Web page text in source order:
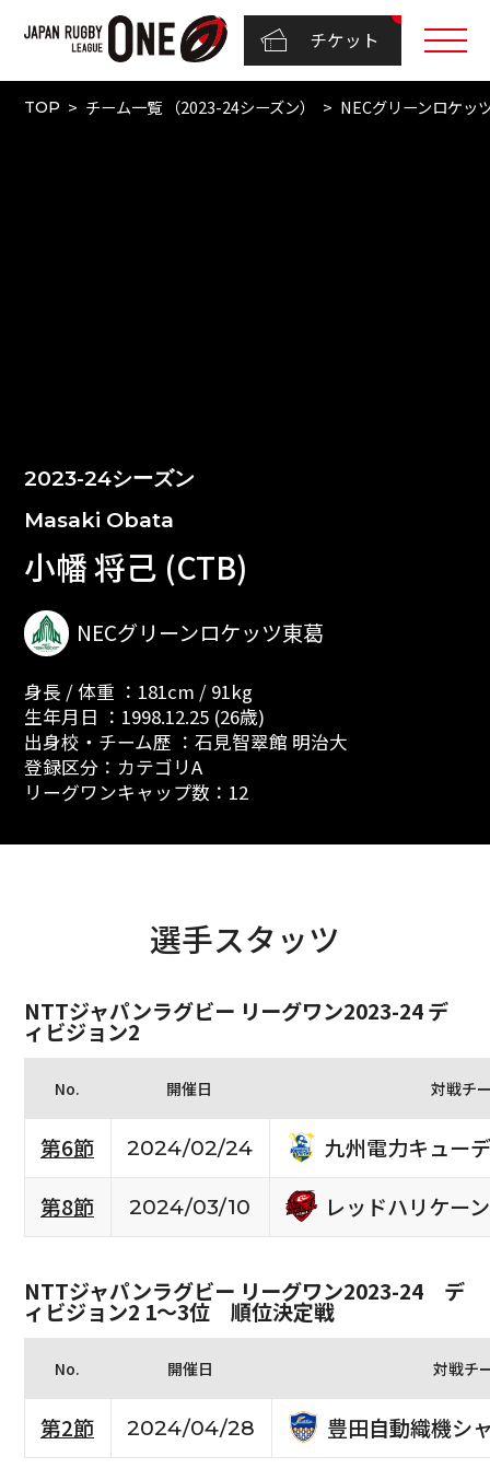
チケット
TOP チーム一覧 （2023-24シーズン） NECグリーンロケッ
2023-24シーズン
Masaki Obata
小幡 将己 (CTB)
NECグリーンロケッツ東葛
身長 / 体重 ：181cm / 91kg
生年月日 ：1998.12.25 (26歳)
出身校・チーム歴 ：石見智翠館 明治大
登録区分：カテゴリA
リーグワンキャップ数：12
選手スタッツ
NTTジャパンラグビー リーグワン2023-24 デ
ィビジョン2
No. 開催日 対戦チ
第6節 2024/02/24
九州電力キュー
第8節
2024/03/10 レッドハリケー
NTTジャパンラグビー リーグワン2023-24 デ
ィビジョン2 1〜3位 順位決定戦
No. 開催日 対戦チ
第2節 2024/04/28 豊田自動織機シ